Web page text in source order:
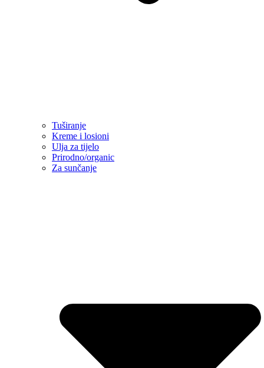
Tuširanje
Kreme i losioni
Ulja za tijelo
Prirodno/organic
Za sunčanje